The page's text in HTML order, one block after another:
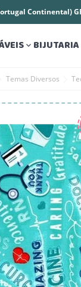
Continental)
 BIJUTARIA
Temas Diversos